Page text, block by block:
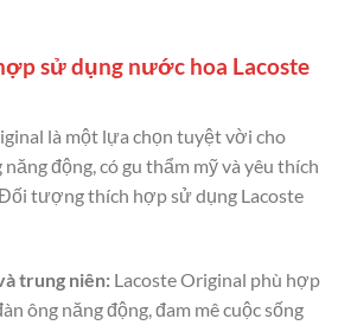
sử dụng nước hoa Lacoste
là một lựa chọn tuyệt vời cho
động, có gu thẩm mỹ và yêu thích
tượng thích hợp sử dụng Lacoste
trung niên:Lacoste Original phù hợp
ông năng động, đam mê cuộc sống